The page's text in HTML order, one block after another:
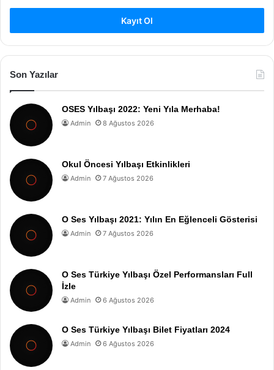
Kayıt Ol
Son Yazılar
OSES Yılbaşı 2022: Yeni Yıla Merhaba!
Admin 8 Ağustos 2026
Okul Öncesi Yılbaşı Etkinlikleri
Admin 7 Ağustos 2026
O Ses Yılbaşı 2021: Yılın En Eğlenceli Gösterisi
Admin 7 Ağustos 2026
O Ses Türkiye Yılbaşı Özel Performansları Full
İzle
Admin 6 Ağustos 2026
O Ses Türkiye Yılbaşı Bilet Fiyatları 2024
Admin 6 Ağustos 2026